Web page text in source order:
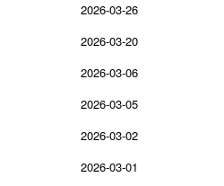
2026-03-26
2026-03-20
2026-03-06
2026-03-05
2026-03-02
2026-03-01